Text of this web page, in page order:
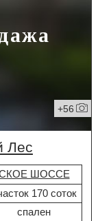
+56
Лес
ШОССЕ
170 соток
спален